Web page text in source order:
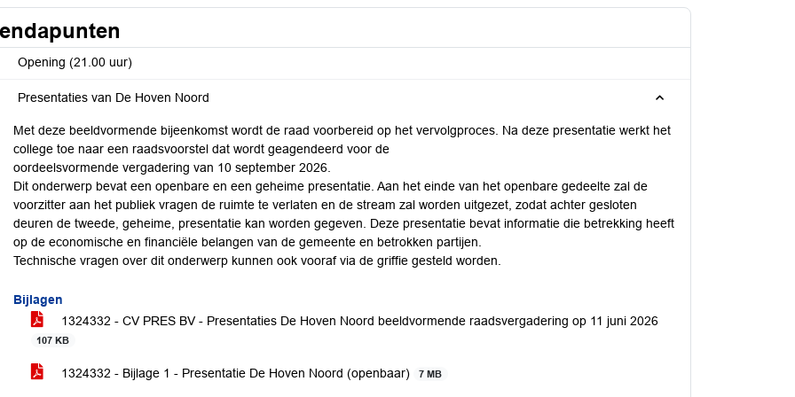
Opening (21.00 uur)
Presentaties van De Hoven Noord
Met deze beeldvormende bijeenkomst wordt de raad voorbereid op het vervolgproces. Na deze presentatie werkt het
college toe naar een raadsvoorstel dat wordt geagendeerd voor de
oordeelsvormende vergadering van 10 september 2026.
Dit onderwerp bevat een openbare en een geheime presentatie. Aan het einde van het openbare gedeelte zal de
voorzitter aan het publiek vragen de ruimte te verlaten en de stream zal worden uitgezet, zodat achter gesloten
deuren de tweede, geheime, presentatie kan worden gegeven. Deze presentatie bevat informatie die betrekking heeft
op de economische en financiële belangen van de gemeente en betrokken partijen.
Technische vragen over dit onderwerp kunnen ook vooraf via de griffie gesteld worden.
Bijlagen
1324332 - CV PRES BV - Presentaties De Hoven Noord beeldvormende raadsvergadering op 11 juni 2026
107 KB
1324332 - Bijlage 1 - Presentatie De Hoven Noord (openbaar) 7 MB